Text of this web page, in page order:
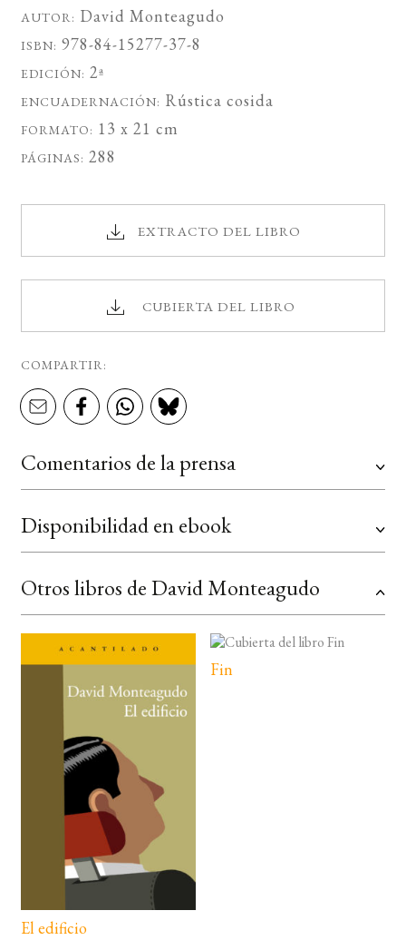
AUTOR: David Monteagudo
ISBN: 978-84-15277-37-8
EDICIÓN: 2ª
ENCUADERNACIÓN: Rústica cosida
FORMATO: 13 x 21 cm
PÁGINAS: 288
EXTRACTO DEL LIBRO
CUBIERTA DEL LIBRO
COMPARTIR:
Comentarios de la prensa
Disponibilidad en ebook
Otros libros de David Monteagudo
El edificio
Fin